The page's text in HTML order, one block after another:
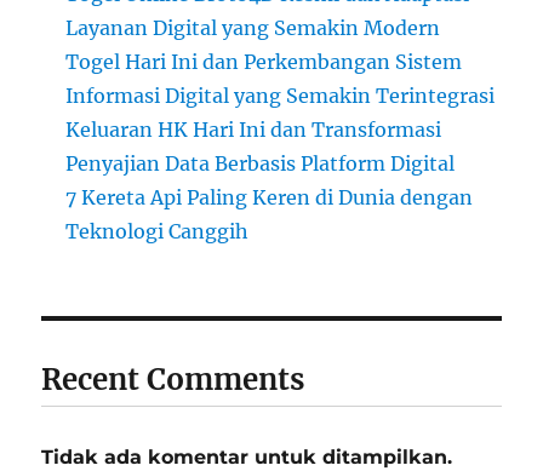
Layanan Digital yang Semakin Modern
Togel Hari Ini dan Perkembangan Sistem
Informasi Digital yang Semakin Terintegrasi
Keluaran HK Hari Ini dan Transformasi
Penyajian Data Berbasis Platform Digital
7 Kereta Api Paling Keren di Dunia dengan
Teknologi Canggih
Recent Comments
Tidak ada komentar untuk ditampilkan.